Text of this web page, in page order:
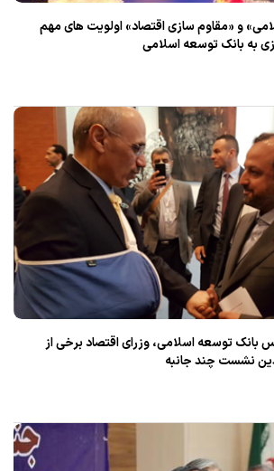
و «مقاوم سازی اقتصاد» اولویت های مهم
بانك توسعه اسلامی، وزرای اقتصاد برخی از
نشست چند جانبه